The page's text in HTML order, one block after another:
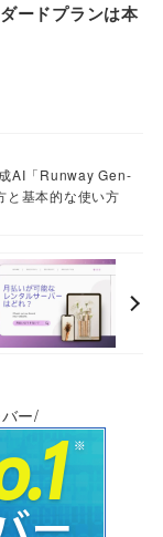
ードプランは本
AI「Runway Gen-
基本的な使い方
ー/